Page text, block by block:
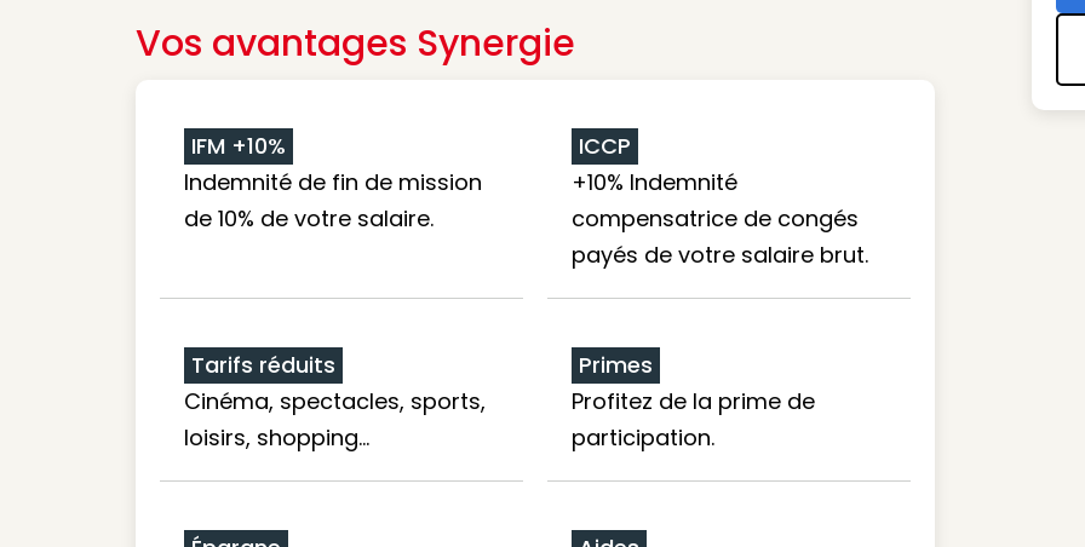
Vos avantages Synergie
IFM +10%
Indemnité de fin de mission
de 10% de votre salaire.
ICCP
+10% Indemnité
compensatrice de congés
payés de votre salaire brut.
Tarifs réduits
Cinéma, spectacles, sports,
loisirs, shopping...
Primes
Profitez de la prime de
participation.